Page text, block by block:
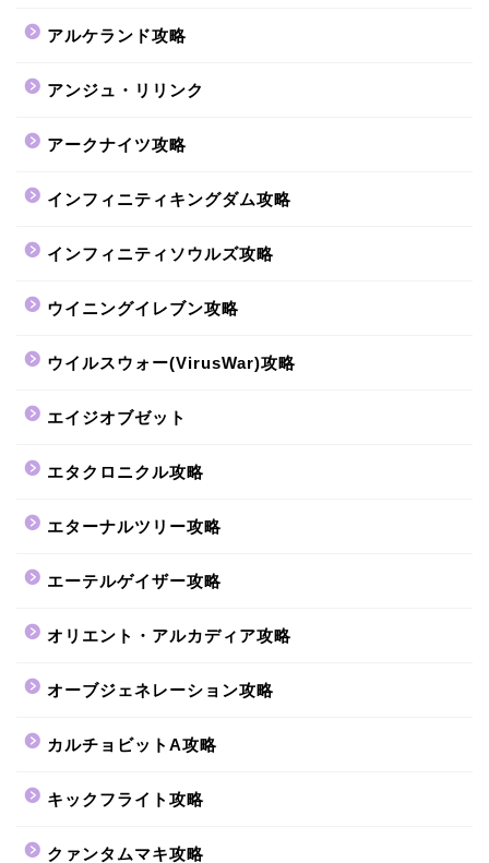
アルケランド攻略
アンジュ・リリンク
アークナイツ攻略
インフィニティキングダム攻略
インフィニティソウルズ攻略
ウイニングイレブン攻略
ウイルスウォー(VirusWar)攻略
エイジオブゼット
エタクロニクル攻略
エターナルツリー攻略
エーテルゲイザー攻略
オリエント・アルカディア攻略
オーブジェネレーション攻略
カルチョビットA攻略
キックフライト攻略
クァンタムマキ攻略